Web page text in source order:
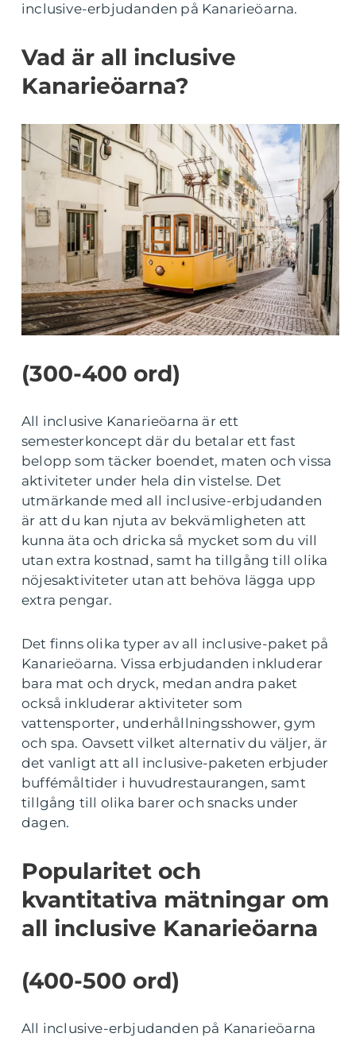
inclusive-erbjudanden på Kanarieöarna.
Vad är all inclusive
Kanarieöarna?
(300-400 ord)
All inclusive Kanarieöarna är ett
semesterkoncept där du betalar ett fast
belopp som täcker boendet, maten och vissa
aktiviteter under hela din vistelse. Det
utmärkande med all inclusive-erbjudanden
är att du kan njuta av bekvämligheten att
kunna äta och dricka så mycket som du vill
utan extra kostnad, samt ha tillgång till olika
nöjesaktiviteter utan att behöva lägga upp
extra pengar.
Det finns olika typer av all inclusive-paket på
Kanarieöarna. Vissa erbjudanden inkluderar
bara mat och dryck, medan andra paket
också inkluderar aktiviteter som
vattensporter, underhållningsshower, gym
och spa. Oavsett vilket alternativ du väljer, är
det vanligt att all inclusive-paketen erbjuder
buffémåltider i huvudrestaurangen, samt
tillgång till olika barer och snacks under
dagen.
Popularitet och
kvantitativa mätningar om
all inclusive Kanarieöarna
(400-500 ord)
All inclusive-erbjudanden på Kanarieöarna